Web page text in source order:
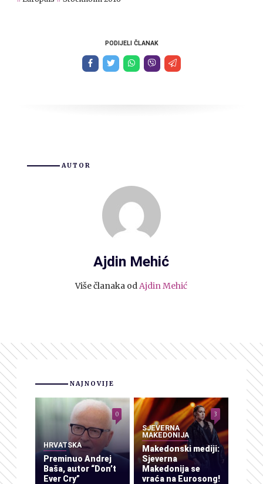
PODIJELI ČLANAK
AUTOR
Ajdin Mehić
Više članaka od Ajdin Mehić
NAJNOVIJE
HRVATSKA
Preminuo Andrej
Baša, autor “Don’t
Ever Cry”
0
SJEVERNA
MAKEDONIJA
Makedonski mediji:
Sjeverna
Makedonija se
vraća na Eurosong!
3